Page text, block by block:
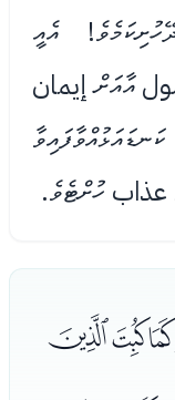
އެއީ
އާއަށް إيمان
ހުށްޓެވެ.